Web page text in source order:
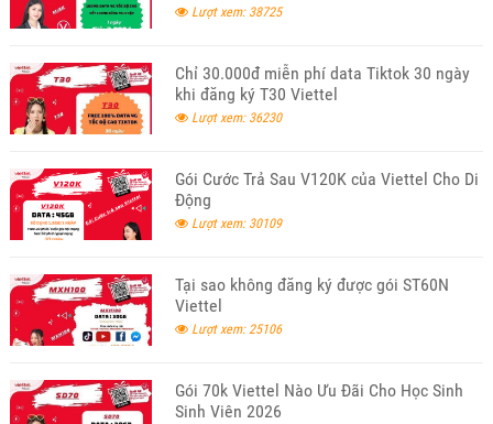
Lượt xem: 38725
Chỉ 30.000đ miễn phí data Tiktok 30 ngày
khi đăng ký T30 Viettel
Lượt xem: 36230
Gói Cước Trả Sau V120K của Viettel Cho Di
Động
Lượt xem: 30109
Tại sao không đăng ký được gói ST60N
Viettel
Lượt xem: 25106
Gói 70k Viettel Nào Ưu Đãi Cho Học Sinh
Sinh Viên 2026